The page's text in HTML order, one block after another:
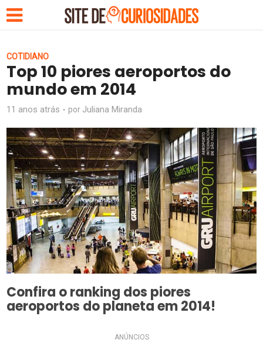
COTIDIANO
Top 10 piores aeroportos do
mundo em 2014
11 anos atrás por Juliana Miranda
Confira o ranking dos piores
aeroportos do planeta em 2014!
ANÚNCIOS